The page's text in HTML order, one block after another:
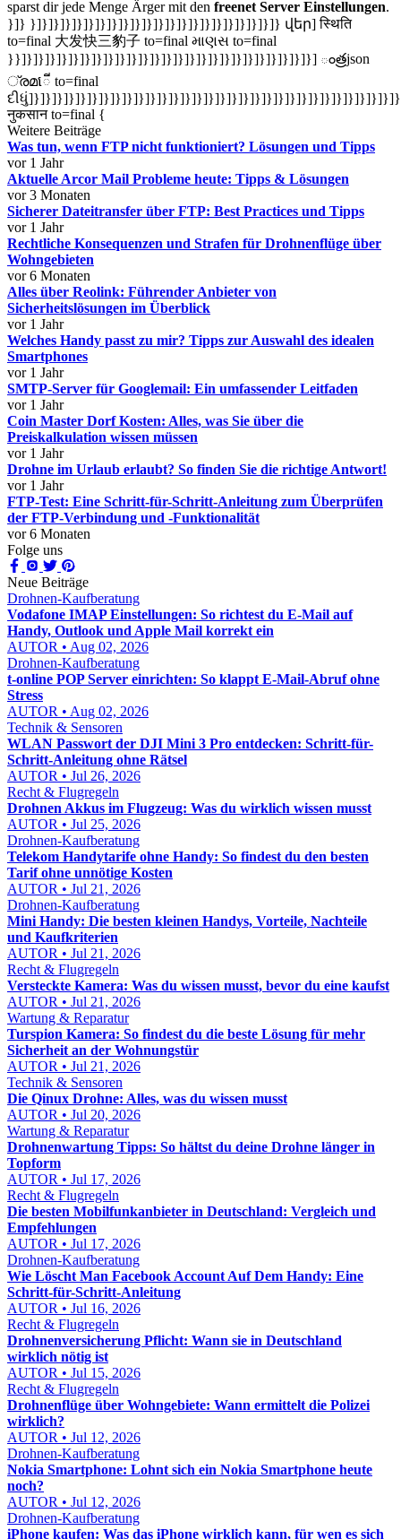
sparst dir jede Menge Ärger mit den freenet Server Einstellungen.
}]} }]}]}]}]}]}]}]}]}]}]}]}]}]}]}]}]}]}]}]}]}]} վեր] स्थिति
to=final 大发快三豹子 to=final માણસ to=final
}}]}]}]}]}]}]}]}]}]}]}]}]}]}]}]}]}]}]}]}]}]}]}]}]}]}] ంత్రjson
്രമើ to=final
नुकसान to=final {
Weitere Beiträge
Was tun, wenn FTP nicht funktioniert? Lösungen und Tipps
vor 1 Jahr
Aktuelle Arcor Mail Probleme heute: Tipps & Lösungen
vor 3 Monaten
Sicherer Dateitransfer über FTP: Best Practices und Tipps
vor 1 Jahr
Rechtliche Konsequenzen und Strafen für Drohnenflüge über
Wohngebieten
vor 6 Monaten
Alles über Reolink: Führender Anbieter von
Sicherheitslösungen im Überblick
vor 1 Jahr
Welches Handy passt zu mir? Tipps zur Auswahl des idealen
Smartphones
vor 1 Jahr
SMTP-Server für Googlemail: Ein umfassender Leitfaden
vor 1 Jahr
Coin Master Dorf Kosten: Alles, was Sie über die
Preiskalkulation wissen müssen
vor 1 Jahr
Drohne im Urlaub erlaubt? So finden Sie die richtige Antwort!
vor 1 Jahr
FTP-Test: Eine Schritt-für-Schritt-Anleitung zum Überprüfen
der FTP-Verbindung und -Funktionalität
vor 6 Monaten
Folge uns
Neue Beiträge
Drohnen-Kaufberatung
Vodafone IMAP Einstellungen: So richtest du E-Mail auf
Handy, Outlook und Apple Mail korrekt ein
AUTOR • Aug 02, 2026
Drohnen-Kaufberatung
t-online POP Server einrichten: So klappt E-Mail-Abruf ohne
Stress
AUTOR • Aug 02, 2026
Technik & Sensoren
WLAN Passwort der DJI Mini 3 Pro entdecken: Schritt-für-
Schritt-Anleitung ohne Rätsel
AUTOR • Jul 26, 2026
Recht & Flugregeln
Drohnen Akkus im Flugzeug: Was du wirklich wissen musst
AUTOR • Jul 25, 2026
Drohnen-Kaufberatung
Telekom Handytarife ohne Handy: So findest du den besten
Tarif ohne unnötige Kosten
AUTOR • Jul 21, 2026
Drohnen-Kaufberatung
Mini Handy: Die besten kleinen Handys, Vorteile, Nachteile
und Kaufkriterien
AUTOR • Jul 21, 2026
Recht & Flugregeln
Versteckte Kamera: Was du wissen musst, bevor du eine kaufst
AUTOR • Jul 21, 2026
Wartung & Reparatur
Turspion Kamera: So findest du die beste Lösung für mehr
Sicherheit an der Wohnungstür
AUTOR • Jul 21, 2026
Technik & Sensoren
Die Qinux Drohne: Alles, was du wissen musst
AUTOR • Jul 20, 2026
Wartung & Reparatur
Drohnenwartung Tipps: So hältst du deine Drohne länger in
Topform
AUTOR • Jul 17, 2026
Recht & Flugregeln
Die besten Mobilfunkanbieter in Deutschland: Vergleich und
Empfehlungen
AUTOR • Jul 17, 2026
Drohnen-Kaufberatung
Wie Löscht Man Facebook Account Auf Dem Handy: Eine
Schritt-für-Schritt-Anleitung
AUTOR • Jul 16, 2026
Recht & Flugregeln
Drohnenversicherung Pflicht: Wann sie in Deutschland
wirklich nötig ist
AUTOR • Jul 15, 2026
Recht & Flugregeln
Drohnenflüge über Wohngebiete: Wann ermittelt die Polizei
wirklich?
AUTOR • Jul 12, 2026
Drohnen-Kaufberatung
Nokia Smartphone: Lohnt sich ein Nokia Smartphone heute
noch?
AUTOR • Jul 12, 2026
Drohnen-Kaufberatung
iPhone kaufen: Was das iPhone wirklich kann, für wen es sich